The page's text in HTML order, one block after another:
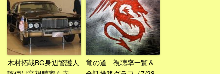
木村拓哉BG身辺警護人
竜の道｜視聴率一覧＆